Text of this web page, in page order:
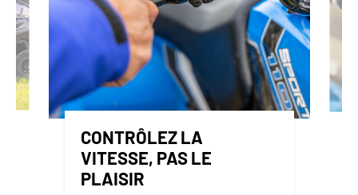
CONTRÔLEZ LA
VITESSE, PAS LE
PLAISIR